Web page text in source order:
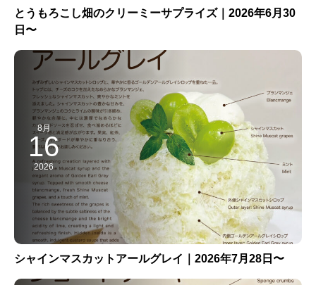
とうもろこし畑のクリーミーサプライズ｜2026年6月30
日〜
8月
16
2026
シャインマスカットアールグレイ｜2026年7月28日〜